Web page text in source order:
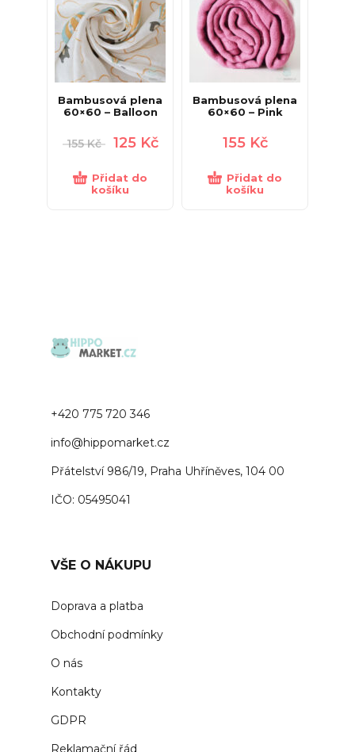
Bambusová plena
60×60 – Balloon
155Kč 125 Kč
Přidat do
košíku
Bambusová plena
60×60 – Pink
155 Kč
Přidat do
košíku
+420 775 720 346
info@hippomarket.cz
Přátelství 986/19, Praha Uhříněves, 104 00
IČO: 05495041
VŠE O NÁKUPU
Doprava a platba
Obchodní podmínky
O nás
Kontakty
GDPR
Reklamační řád